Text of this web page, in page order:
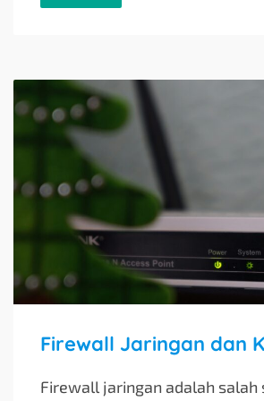
Firewall jaringan adalah salah